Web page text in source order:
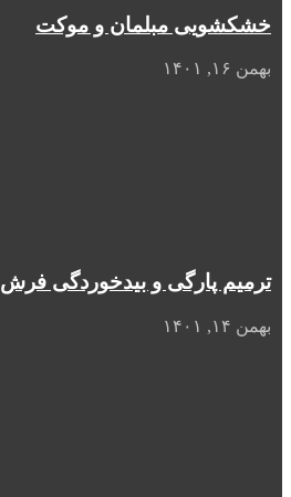
خشکشویی مبلمان و موکت
بهمن ۱۶, ۱۴۰۱
ترمیم پارگی و بیدخوردگی فرش
بهمن ۱۴, ۱۴۰۱